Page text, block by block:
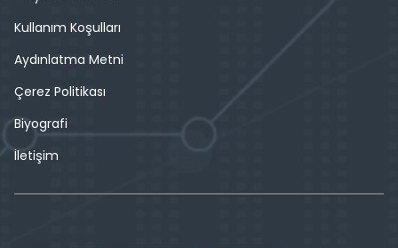
Kullanım Koşulları
Aydınlatma Metni
Çerez Politikası
Biyografi
İletişim